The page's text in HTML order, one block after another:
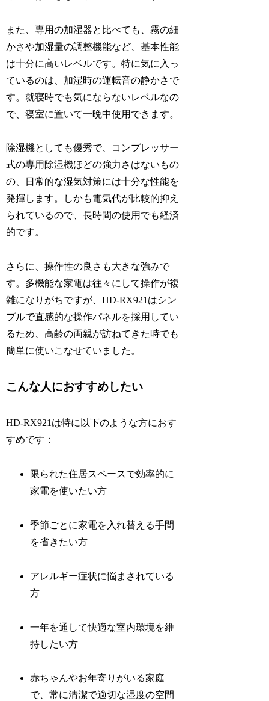
また、専用の加湿器と比べても、霧の細
かさや加湿量の調整機能など、基本性能
は十分に高いレベルです。特に気に入っ
ているのは、加湿時の運転音の静かさで
す。就寝時でも気にならないレベルなの
で、寝室に置いて一晩中使用できます。
除湿機としても優秀で、コンプレッサー
式の専用除湿機ほどの強力さはないもの
の、日常的な湿気対策には十分な性能を
発揮します。しかも電気代が比較的抑え
られているので、長時間の使用でも経済
的です。
さらに、操作性の良さも大きな強みで
す。多機能な家電は往々にして操作が複
雑になりがちですが、HD-RX921はシン
プルで直感的な操作パネルを採用してい
るため、高齢の両親が訪ねてきた時でも
簡単に使いこなせていました。
こんな人におすすめしたい
HD-RX921は特に以下のような方におす
すめです：
限られた住居スペースで効率的に
家電を使いたい方
季節ごとに家電を入れ替える手間
を省きたい方
アレルギー症状に悩まされている
方
一年を通して快適な室内環境を維
持したい方
赤ちゃんやお年寄りがいる家庭
で、常に清潔で適切な湿度の空間